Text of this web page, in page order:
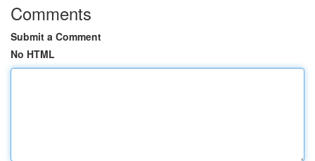
Comments
Submit a Comment
No HTML